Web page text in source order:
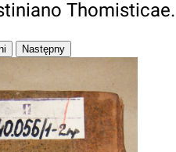
Thomisticae.